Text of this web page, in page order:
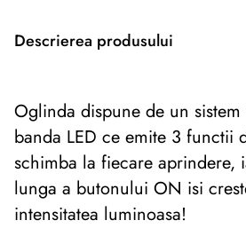
Descrierea produsului
Oglinda dispune de un
banda LED ce emite 3 functii
schimba la fiecare aprindere,
lunga a butonului ON isi
intensitatea luminoasa!